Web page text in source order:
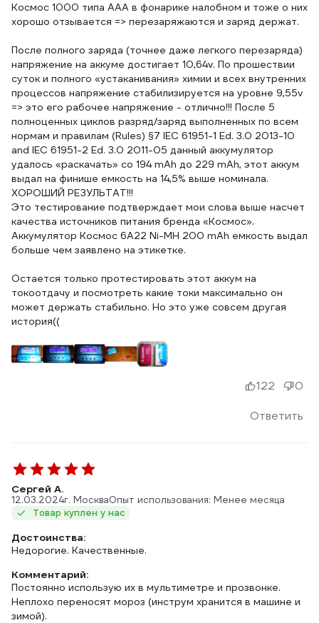
Космос 1000 типа ААА в фонарике налобном и тоже о них
хорошо отзывается => перезаряжаются и заряд держат.
После полного заряда (точнее даже легкого перезаряда)
напряжение на аккуме достигает 10,64v. По прошествии
суток и полного «устаканивания» химии и всех внутренних
процессов напряжение стабилизируется на уровне 9,55v
=> это его рабочее напряжение - отлично!!! После 5
полноценных циклов разряд/заряд выполненных по всем
нормам и правилам (Rules) §7 IEC 61951-1 Ed. 3.0 2013-10
and IEC 61951-2 Ed. 3.0 2011-05 данный аккумулятор
удалось «раскачать» со 194 mAh до 229 mAh, этот аккум
выдал на финише емкость на 14,5% выше номинала.
ХОРОШИЙ РЕЗУЛЬТАТ!!!
Это тестирование подтверждает мои слова выше насчет
качества источников питания бренда «Космос».
Аккумулятор Космос 6А22 Ni-MH 200 mAh емкость выдал
больше чем заявлено на этикетке.
Остается только протестировать этот аккум на
токоотдачу и посмотреть какие токи максимально он
может держать стабильно. Но это уже совсем другая
Ответить
122 0
Сергей А.
12.03.2024г. МоскваОпыт использования: Менее месяца
Товар куплен у нас
Достоинства:
Недорогие. Качественные.
Комментарий:
Постоянно использую их в мультиметре и прозвонке.
Неплохо переносят мороз (инструм хранится в машине и
зимой).